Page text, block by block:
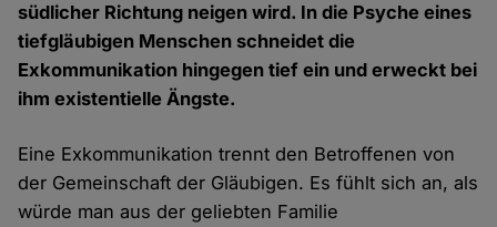
südlicher Richtung neigen wird. In die Psyche eines
tiefgläubigen Menschen schneidet die
Exkommunikation hingegen tief ein und erweckt bei
ihm existentielle Ängste.
Eine Exkommunikation trennt den Betroffenen von
der Gemeinschaft der Gläubigen. Es fühlt sich an, als
würde man aus der geliebten Familie